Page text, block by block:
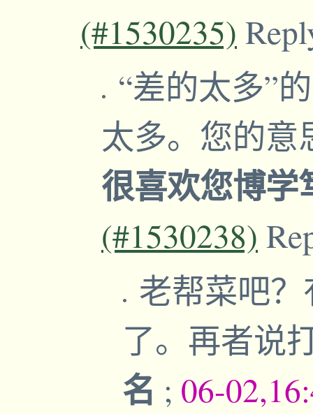
(#1530235)
“差的太多”
太多。您的
很喜欢您博
(#1530238)
老帮菜吧
了。再者说
名 ; 06-